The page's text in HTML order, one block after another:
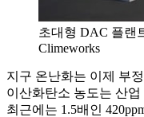
초대형 DAC 플랜
Climeworks
지구 온난화는 이제 부
이산화탄소 농도는 산
최근에는 1.5배인